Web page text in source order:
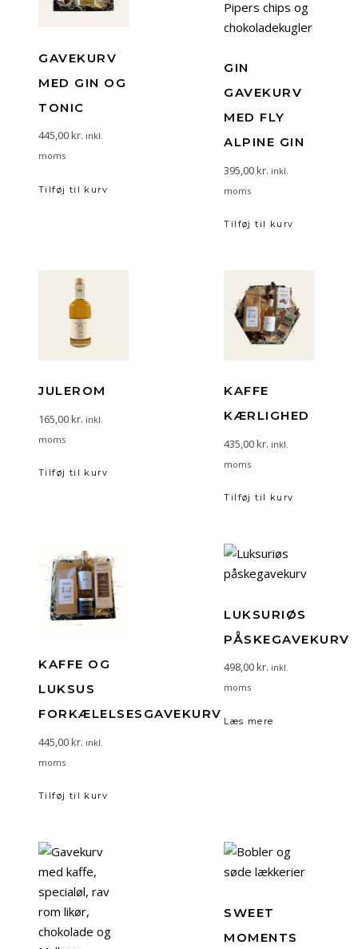
GAVEKURV
MED GIN OG
TONIC
445,00kr. inkl.
moms
Tilføj til kurv
GIN
GAVEKURV
MED FLY
ALPINE GIN
395,00kr. inkl.
moms
Tilføj til kurv
JULEROM
165,00kr. inkl.
moms
Tilføj til kurv
KAFFE
KÆRLIGHED
435,00kr. inkl.
moms
Tilføj til kurv
KAFFE OG
LUKSUS
FORKÆLELSESGAVEKURV
445,00kr. inkl.
moms
Tilføj til kurv
LUKSURIØS
PÅSKEGAVEKURV
498,00kr. inkl.
moms
Læs mere
SWEET
MOMENTS